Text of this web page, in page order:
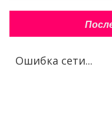
Ошибка сети...